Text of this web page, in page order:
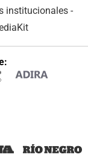
institucionales -